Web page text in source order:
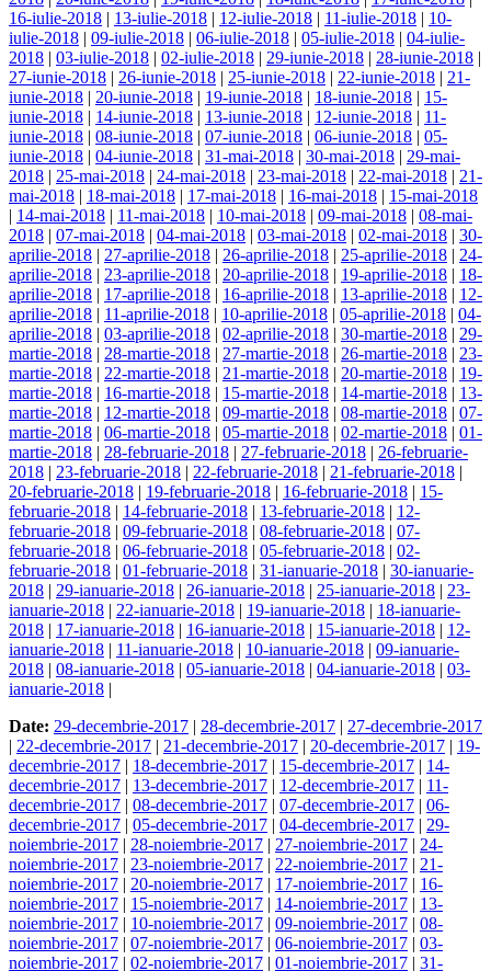
16-iulie-2018 | 13-iulie-2018 | 12-iulie-2018 | 11-iulie-2018 | 10-
iulie-2018 | 09-iulie-2018 | 06-iulie-2018 | 05-iulie-2018 | 04-iulie-
2018 | 03-iulie-2018 | 02-iulie-2018 | 29-iunie-2018 | 28-iunie-2018 |
27-iunie-2018 | 26-iunie-2018 | 25-iunie-2018 | 22-iunie-2018 | 21-
iunie-2018 | 20-iunie-2018 | 19-iunie-2018 | 18-iunie-2018 | 15-
iunie-2018 | 14-iunie-2018 | 13-iunie-2018 | 12-iunie-2018 | 11-
iunie-2018 | 08-iunie-2018 | 07-iunie-2018 | 06-iunie-2018 | 05-
iunie-2018 | 04-iunie-2018 | 31-mai-2018 | 30-mai-2018 | 29-mai-
2018 | 25-mai-2018 | 24-mai-2018 | 23-mai-2018 | 22-mai-2018 | 21-
mai-2018 | 18-mai-2018 | 17-mai-2018 | 16-mai-2018 | 15-mai-2018
| 14-mai-2018 | 11-mai-2018 | 10-mai-2018 | 09-mai-2018 | 08-mai-
2018 | 07-mai-2018 | 04-mai-2018 | 03-mai-2018 | 02-mai-2018 | 30-
aprilie-2018 | 27-aprilie-2018 | 26-aprilie-2018 | 25-aprilie-2018 | 24-
aprilie-2018 | 23-aprilie-2018 | 20-aprilie-2018 | 19-aprilie-2018 | 18-
aprilie-2018 | 17-aprilie-2018 | 16-aprilie-2018 | 13-aprilie-2018 | 12-
aprilie-2018 | 11-aprilie-2018 | 10-aprilie-2018 | 05-aprilie-2018 | 04-
aprilie-2018 | 03-aprilie-2018 | 02-aprilie-2018 | 30-martie-2018 | 29-
martie-2018 | 28-martie-2018 | 27-martie-2018 | 26-martie-2018 | 23-
martie-2018 | 22-martie-2018 | 21-martie-2018 | 20-martie-2018 | 19-
martie-2018 | 16-martie-2018 | 15-martie-2018 | 14-martie-2018 | 13-
martie-2018 | 12-martie-2018 | 09-martie-2018 | 08-martie-2018 | 07-
martie-2018 | 06-martie-2018 | 05-martie-2018 | 02-martie-2018 | 01-
martie-2018 | 28-februarie-2018 | 27-februarie-2018 | 26-februarie-
2018 | 23-februarie-2018 | 22-februarie-2018 | 21-februarie-2018 |
20-februarie-2018 | 19-februarie-2018 | 16-februarie-2018 | 15-
februarie-2018 | 14-februarie-2018 | 13-februarie-2018 | 12-
februarie-2018 | 09-februarie-2018 | 08-februarie-2018 | 07-
februarie-2018 | 06-februarie-2018 | 05-februarie-2018 | 02-
februarie-2018 | 01-februarie-2018 | 31-ianuarie-2018 | 30-ianuarie-
2018 | 29-ianuarie-2018 | 26-ianuarie-2018 | 25-ianuarie-2018 | 23-
ianuarie-2018 | 22-ianuarie-2018 | 19-ianuarie-2018 | 18-ianuarie-
2018 | 17-ianuarie-2018 | 16-ianuarie-2018 | 15-ianuarie-2018 | 12-
ianuarie-2018 | 11-ianuarie-2018 | 10-ianuarie-2018 | 09-ianuarie-
2018 | 08-ianuarie-2018 | 05-ianuarie-2018 | 04-ianuarie-2018 | 03-
ianuarie-2018 |
Date: 29-decembrie-2017 | 28-decembrie-2017 | 27-decembrie-2017
| 22-decembrie-2017 | 21-decembrie-2017 | 20-decembrie-2017 | 19-
decembrie-2017 | 18-decembrie-2017 | 15-decembrie-2017 | 14-
decembrie-2017 | 13-decembrie-2017 | 12-decembrie-2017 | 11-
decembrie-2017 | 08-decembrie-2017 | 07-decembrie-2017 | 06-
decembrie-2017 | 05-decembrie-2017 | 04-decembrie-2017 | 29-
noiembrie-2017 | 28-noiembrie-2017 | 27-noiembrie-2017 | 24-
noiembrie-2017 | 23-noiembrie-2017 | 22-noiembrie-2017 | 21-
noiembrie-2017 | 20-noiembrie-2017 | 17-noiembrie-2017 | 16-
noiembrie-2017 | 15-noiembrie-2017 | 14-noiembrie-2017 | 13-
noiembrie-2017 | 10-noiembrie-2017 | 09-noiembrie-2017 | 08-
noiembrie-2017 | 07-noiembrie-2017 | 06-noiembrie-2017 | 03-
noiembrie-2017 | 02-noiembrie-2017 | 01-noiembrie-2017 | 31-